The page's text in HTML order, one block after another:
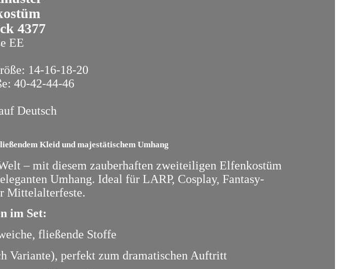
4377
EE
14-16-18-20
40-42-44-46
Deutsch
Kleid und majestätischem Umhang
– mit diesem zauberhaften zweiteiligen Elfenkostüm
Umhang. Ideal für LARP, Cosplay, Fantasy-
Mittelalterfeste.
im Set:
fließende Stoffe
Variante), perfekt zum dramatischen Auftritt